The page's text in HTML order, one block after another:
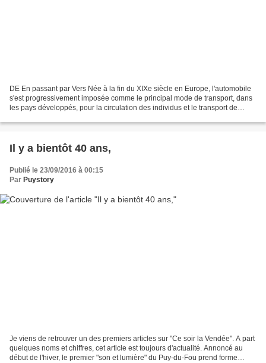
DE En passant par Vers Née à la fin du XIXe siècle en Europe, l'automobile
s'est progressivement imposée comme le principal mode de transport, dans
les pays développés, pour la circulation des individus et le transport de
Il y a bientôt 40 ans,
Publié le 23/09/2016 à 00:15
Par Puystory
Je viens de retrouver un des premiers articles sur "Ce soir la Vendée". A part
quelques noms et chiffres, cet article est toujours d'actualité. Annoncé au
début de l'hiver, le premier "son et lumière" du Puy-du-Fou prend forme